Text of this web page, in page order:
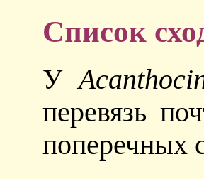
Список
У
перевязь
поперечных